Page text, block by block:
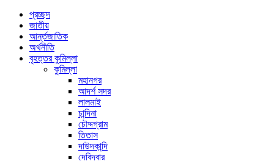
প্রচ্ছদ
জাতীয়
আর্ন্তজাতিক
অর্থনীতি
বৃহত্তর কুমিল্লা
কুমিল্লা
মহানগর
আদর্শ সদর
লালমাই
চান্দিনা
চৌদ্দগ্রাম
তিতাস
দাউদকান্দি
দেবিদ্বার